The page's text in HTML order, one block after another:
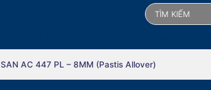
SAN AC 447 PL – 8MM (Pastis Allover)